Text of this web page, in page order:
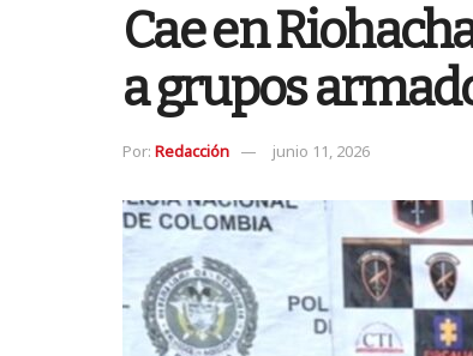
Cae en
a grupos
Por: Redacción junio 11, 2026